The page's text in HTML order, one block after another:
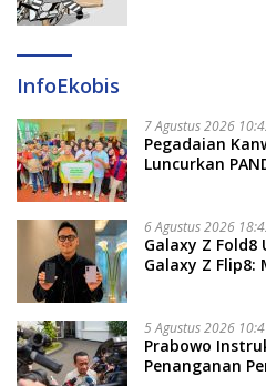
InfoEkobis
7 Agustus 2026
Pegadaian
Luncurkan
6 Agustus 2026
Galaxy Z
Galaxy Z Flip8:
5 Agustus 2026
Prabowo
Penanganan